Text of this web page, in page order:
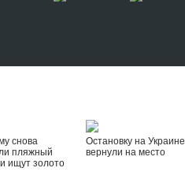
снова
пляжный
ищут золото
Остановку на Украине
вернули на место